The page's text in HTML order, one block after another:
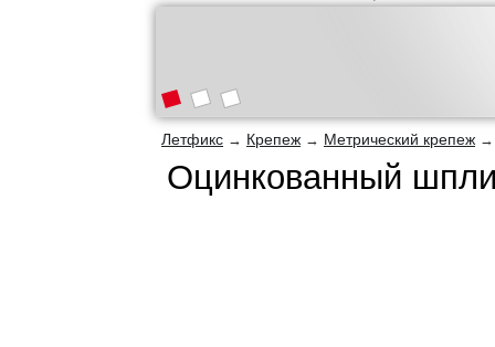
Летфикс → Крепеж → Метрический крепеж
Оцинкованный